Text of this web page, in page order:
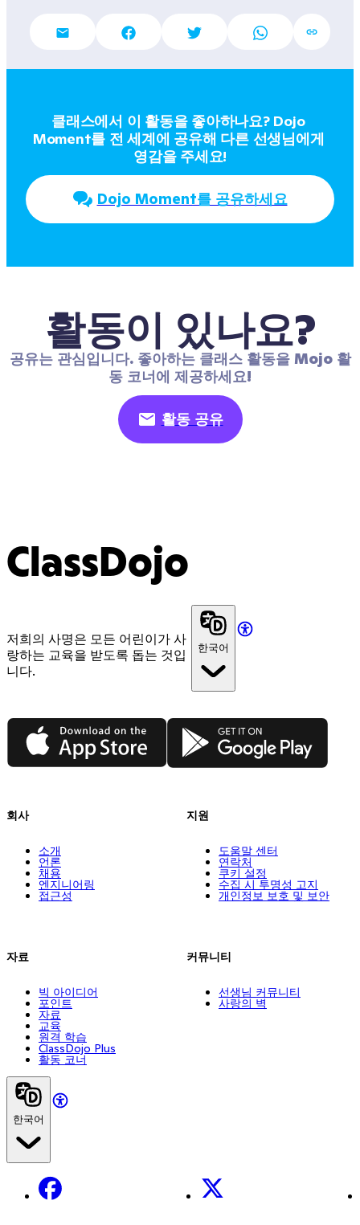
클래스에서 이 활동을 좋아하나요? Dojo
Moment를 전 세계에 공유해 다른 선생님에게
영감을 주세요!
Dojo Moment를 공유하세요
활동이 있나요?
공유는 관심입니다. 좋아하는 클래스 활동을 Mojo 활
동 코너에 제공하세요!
활동 공유
ClassDojo
저희의 사명은 모든 어린이가 사
랑하는 교육을 받도록 돕는 것입
니다.
한국어
App Store Google Play
회사
소개
언론
채용
엔지니어링
접근성
자료
빅 아이디어
포인트
자료
교육
원격 학습
ClassDojo Plus
활동 코너
지원
도움말 센터
연락처
쿠키 설정
수집 시 투명성 고지
개인정보 보호 및 보안
커뮤니티
선생님 커뮤니티
사랑의 벽
한국어
Facebook X